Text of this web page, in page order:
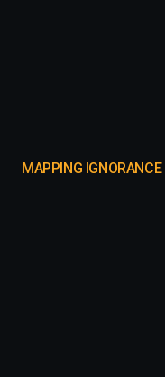
MAPPING IGNORANCE